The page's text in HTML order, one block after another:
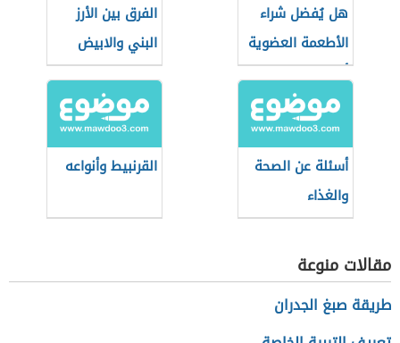
هل يُفضل شراء
الأطعمة العضوية
أثناء التسوق؟
الفرق بين الأرز
البني والابيض
أسئلة عن الصحة
والغذاء
القرنبيط وأنواعه
مقالات منوعة
طريقة صبغ الجدران